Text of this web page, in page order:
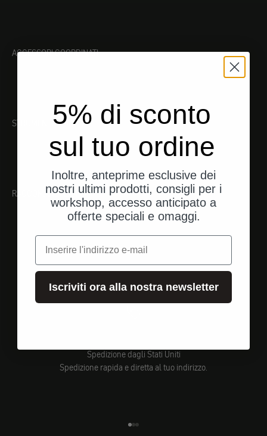
ACCESSORI COORDINATI
STRUMENTO ADATTO
RACCOMANDAZIONI
Spedizione dagli Stati Uniti
Spedizione rapida e diretta al tuo indirizzo.
Vai all'elemento 1
Vai all'elemento 2
Vai all'elemento 3
5% di sconto
sul tuo ordine
Inoltre, anteprime esclusive dei
nostri ultimi prodotti, consigli per i
workshop, accesso anticipato a
offerte speciali e omaggi.
e-mail
Iscriviti ora alla nostra newsletter